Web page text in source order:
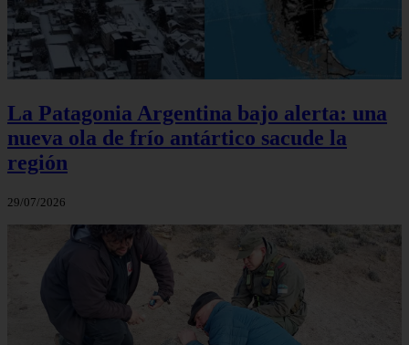
La Patagonia Argentina bajo alerta: una
nueva ola de frío antártico sacude la
región
29/07/2026